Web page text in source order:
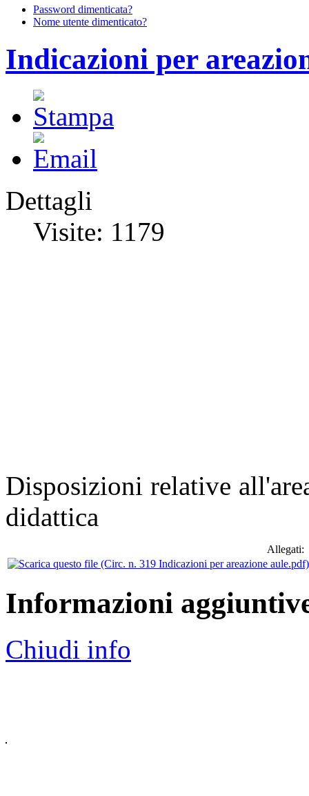
Password dimenticata?
Nome utente dimenticato?
Indicazioni per
Dettagli
Visite: 1179
Disposizioni relative
didattica
Allegati:
Informazioni
Chiudi info